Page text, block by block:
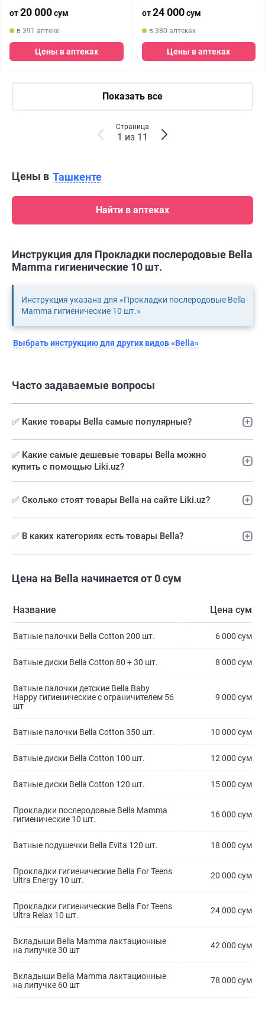
от20 000сум
в 391 аптеке
Цены в аптеках
от24 000сум
в 380 аптеках
Цены в аптеках
Показать все
Страница
1 из 11
Цены в Ташкенте
Найти в аптеках
Инструкция для Прокладки послеродовые Bella
Mamma гигиенические 10 шт.
Инструкция указана для «Прокладки послеродовые Bella
Mamma гигиенические 10 шт.»
Выбрать инструкцию для других видов «Bella»
Часто задаваемые вопросы
✅ Какие товары Bella самые популярные?
✅️ Какие самые дешевые товары Bella можно
купить с помощью Liki.uz?
✅ Сколько стоят товары Bella на сайте Liki.uz?
✅ В каких категориях есть товары Bella?
Цена на Bella начинается от 0 сум
Название Цена сум
Ватные палочки Bella Cotton 200 шт. 6 000 сум
Ватные диски Bella Cotton 80 + 30 шт. 8 000 сум
Ватные палочки детские Bella Baby
Happy гигиенические с ограничителем 56
шт
9 000 сум
Ватные палочки Bella Cotton 350 шт. 10 000 сум
Ватные диски Bella Cotton 100 шт. 12 000 сум
Ватные диски Bella Cotton 120 шт. 15 000 сум
Прокладки послеродовые Bella Mamma
гигиенические 10 шт.
16 000 сум
Ватные подушечки Bella Evita 120 шт. 18 000 сум
Прокладки гигиенические Bella For Teens
Ultra Energy 10 шт.
20 000 сум
Прокладки гигиенические Bella For Teens
Ultra Relax 10 шт.
24 000 сум
Вкладыши Bella Mamma лактационные
на липучке 30 шт
42 000 сум
Вкладыши Bella Mamma лактационные
на липучке 60 шт
78 000 сум